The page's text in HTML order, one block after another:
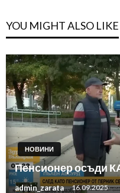
YOU MIGHT ALSO LIKE
НОВИНИ
Пенсионер осъди
admin_zarata 16.09.2025